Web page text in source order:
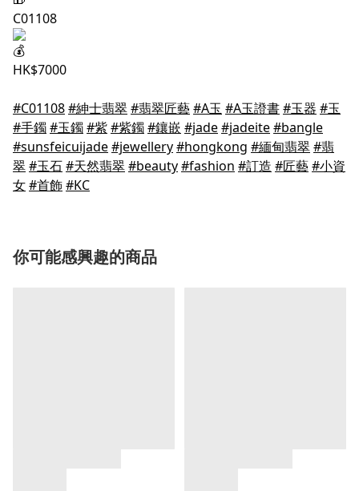
C01108
HK$7000
#C01108#紳士翡翠#翡翠匠藝#A玉 #A玉證書#玉器 #玉
#手鐲#玉鐲#紫#紫鐲#鑲嵌 #jade#jadeite#bangle
#sunsfeicuijade#jewellery#hongkong #緬甸翡翠#翡
翠#玉石#天然翡翠#beauty#fashion #訂造 #匠藝#小資
女#首飾#KC
你可能感興趣的商品